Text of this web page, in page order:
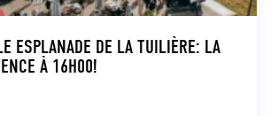
ESPLANADE DE LA TUILIÈRE: LA
À 16H00!